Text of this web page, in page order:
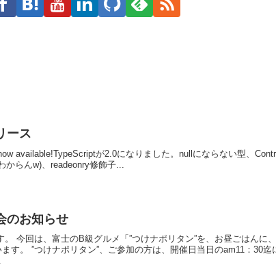
ース
available!TypeScriptが2.0になりました。nullにならない型、
らんw)、readeonry修飾子...
のお知らせ
今回は、富士のB級グルメ「”つけナポリタン”を、お昼ごはんに
す。 ”つけナポリタン”、ご参加の方は、開催日当日のam11：30迄